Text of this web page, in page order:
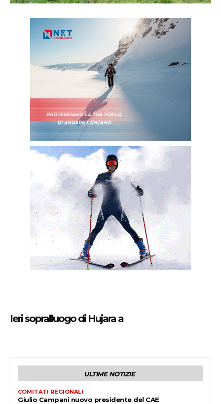
Ieri sopralluogo di Hujara a
ULTIME NOTIZIE
COMITATI REGIONALI
Giulio Campani nuovo presidente del CAE